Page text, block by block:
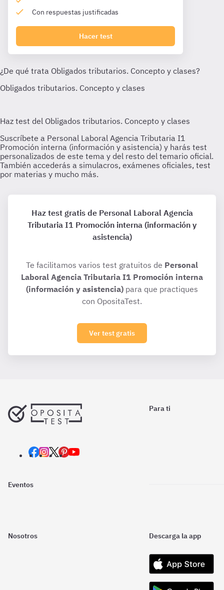
Con respuestas justificadas
Hacer test
Haz test gratis de Personal Laboral Agencia
Tributaria I1 Promoción interna (información y
asistencia)
Te facilitamos varios test gratuitos de Personal
Laboral Agencia Tributaria I1 Promoción interna
(información y asistencia) para que practiques
con OpositaTest.
Ver test gratis
Para ti
Eventos
Nosotros Descarga la app